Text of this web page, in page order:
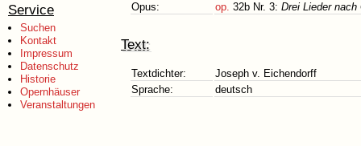
Service
Suchen
Kontakt
Impressum
Datenschutz
Historie
Opernhäuser
Veranstaltungen
Opus:
op. 32b Nr. 3: Drei Lieder
Text:
Textdichter:
Joseph v. Eichendorff
Sprache:
deutsch